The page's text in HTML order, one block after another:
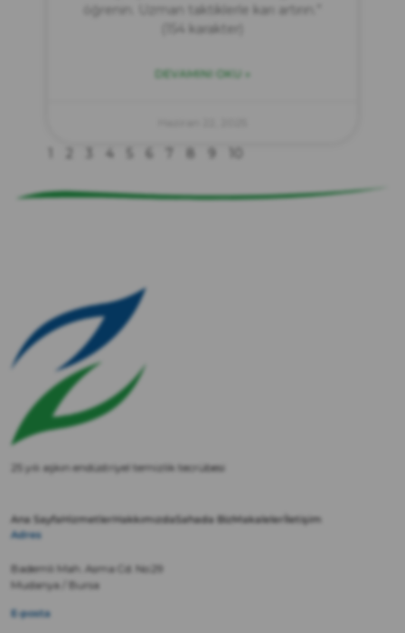
öğrenin. Uzman taktiklerle karı artırın.”
(154 karakter)
DEVAMINI OKU »
4
25 yılı aşkın endüstriyel temizlik tecrübesi
Ana SayfaHizmetlerHakkımızdaSahada BizMakaleler İletişim
Adres
Bademli Mah. Asma Cd. No:29
Mudanya / Bursa
E-posta